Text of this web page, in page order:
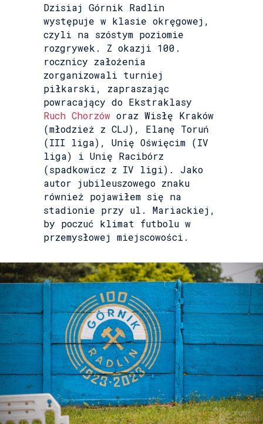
Dzisiaj Górnik Radlin
występuje w klasie okręgowej,
czyli na szóstym poziomie
rozgrywek. Z okazji 100.
rocznicy założenia
zorganizowali turniej
piłkarski, zapraszając
powracający do Ekstraklasy
Ruch Chorzów oraz Wisłę Kraków
(młodzież z CLJ), Elanę Toruń
(III liga), Unię Oświęcim (IV
liga) i Unię Racibórz
(spadkowicz z IV ligi). Jako
autor jubileuszowego znaku
również pojawiłem się na
stadionie przy ul. Mariackiej,
by poczuć klimat futbolu w
przemysłowej miejscowości.